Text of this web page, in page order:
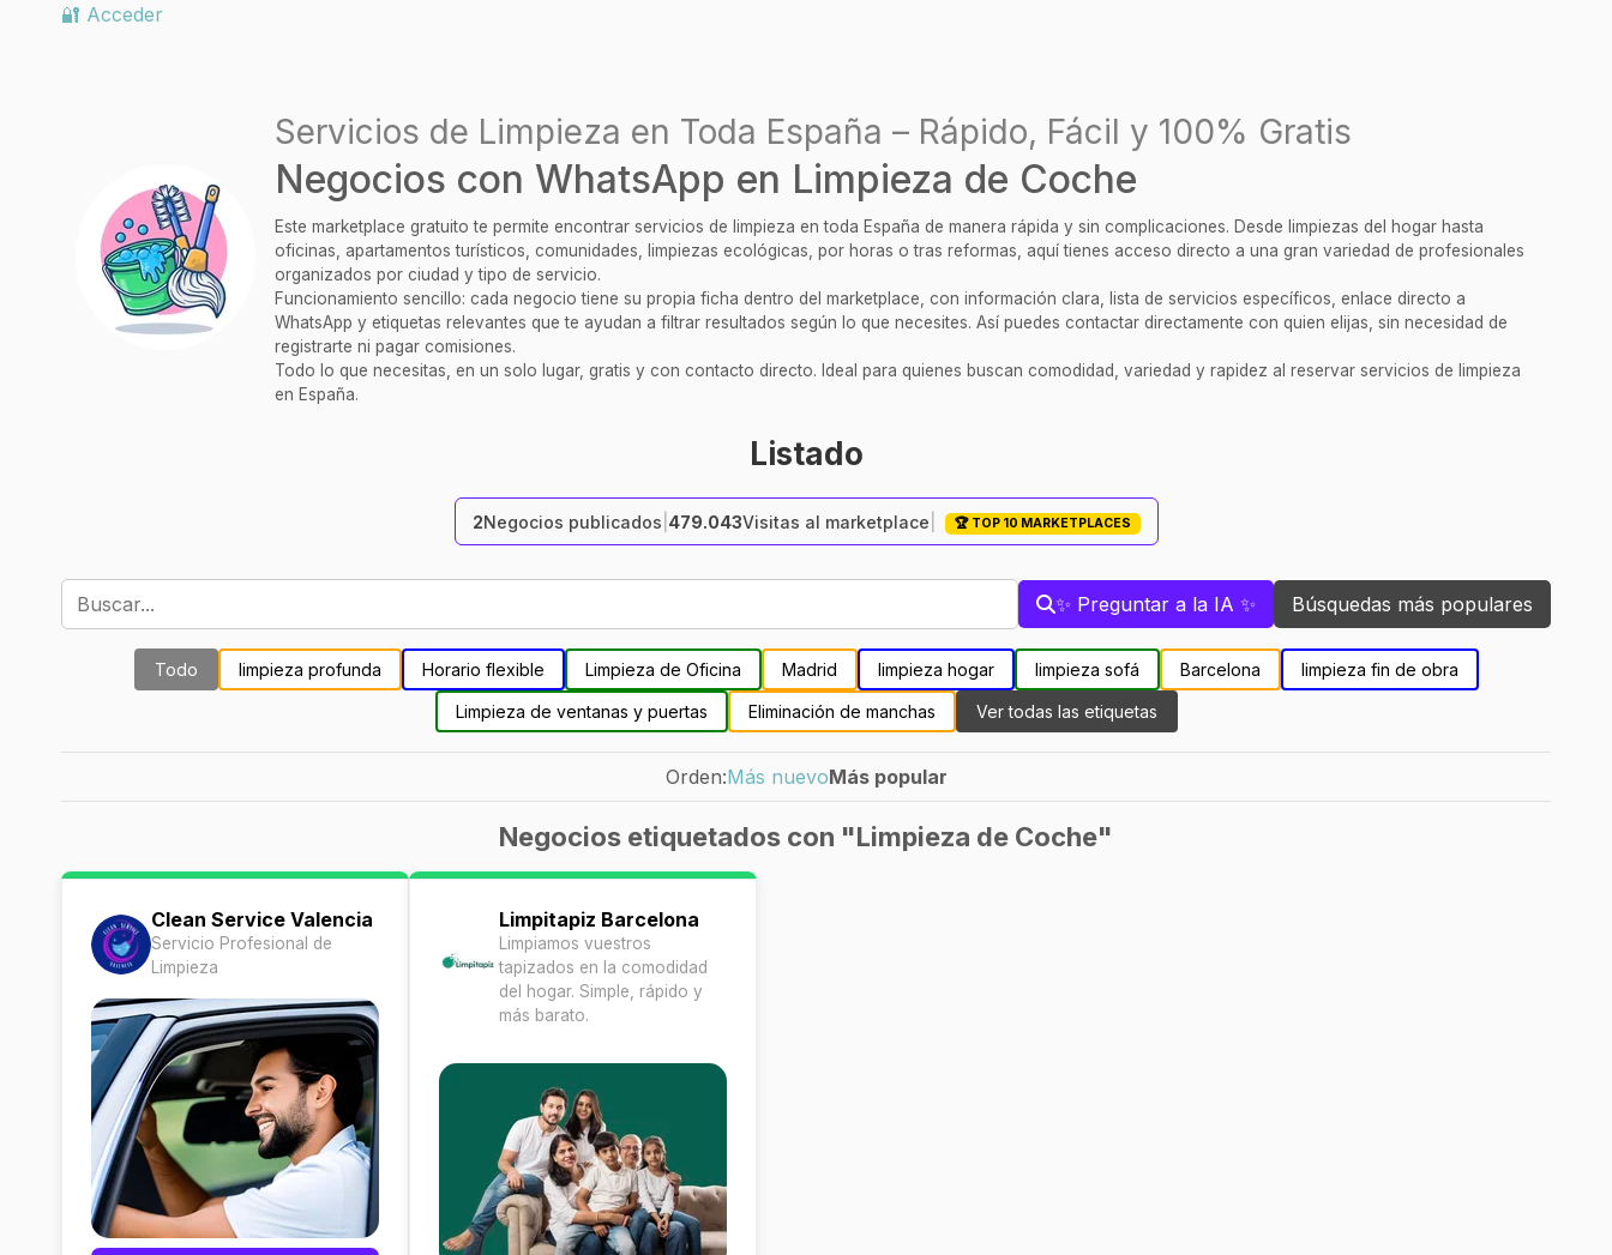
🔐 Acceder
Servicios de Limpieza en Toda España – Rápido, Fácil y 100% Gratis
Negocios con WhatsApp en Limpieza de Coche
Este marketplace gratuito te permite encontrar servicios de limpieza en toda España de manera rápida y sin complicaciones. Desde limpiezas del hogar hasta
oficinas, apartamentos turísticos, comunidades, limpiezas ecológicas, por horas o tras reformas, aquí tienes acceso directo a una gran variedad de profesionales
organizados por ciudad y tipo de servicio.
Funcionamiento sencillo: cada negocio tiene su propia ficha dentro del marketplace, con información clara, lista de servicios específicos, enlace directo a
WhatsApp y etiquetas relevantes que te ayudan a filtrar resultados según lo que necesites. Así puedes contactar directamente con quien elijas, sin necesidad de
registrarte ni pagar comisiones.
Todo lo que necesitas, en un solo lugar, gratis y con contacto directo. Ideal para quienes buscan comodidad, variedad y rapidez al reservar servicios de limpieza
en España.
Listado
2Negocios publicados 479.043Visitas al marketplace 🏆 TOP 10 MARKETPLACES
✨ Preguntar a la IA ✨ Búsquedas más populares
Todo limpieza profunda Horario flexible Limpieza de Oficina Madrid limpieza hogar limpieza sofá Barcelona limpieza fin de obra
Limpieza de ventanas y puertas Eliminación de manchas Ver todas las etiquetas
Orden:Más nuevoMás popular
Negocios etiquetados con "Limpieza de Coche"
Clean Service Valencia
Servicio Profesional de
Limpieza
Limpitapiz Barcelona
Limpiamos vuestros
tapizados en la comodidad
del hogar. Simple, rápido y
más barato.